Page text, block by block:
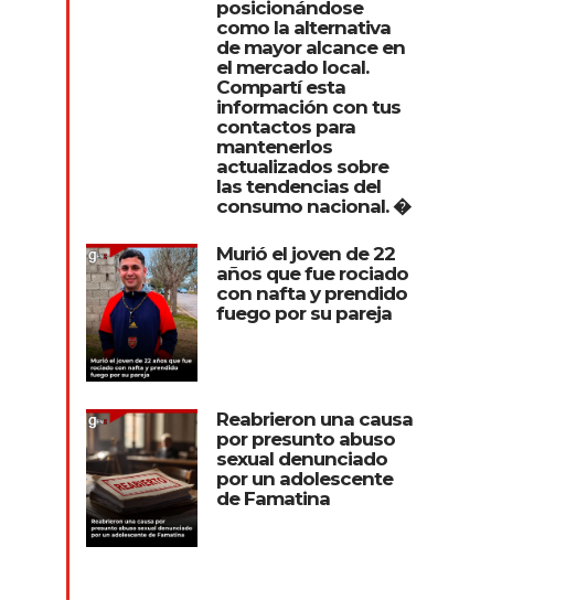
posicionándose
como la alternativa
de mayor alcance en
el mercado local.
Compartí esta
información con tus
contactos para
mantenerlos
actualizados sobre
las tendencias del
consumo nacional. �
Murió el joven de 22
años que fue rociado
con nafta y prendido
fuego por su pareja
Reabrieron una causa
por presunto abuso
sexual denunciado
por un adolescente
de Famatina